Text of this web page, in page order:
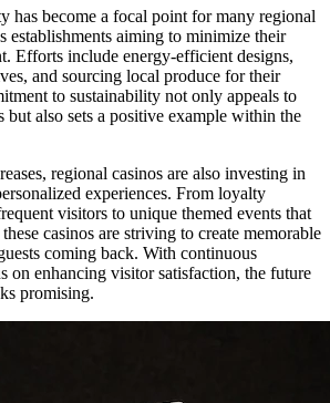
has become a focal point for many regional
establishments aiming to minimize their
Efforts include energy-efficient designs,
and sourcing local produce for their
to sustainability not only appeals to
but also sets a positive example within the
regional casinos are also investing in
experiences. From loyalty
visitors to unique themed events that
casinos are striving to create memorable
coming back. With continuous
on enhancing visitor satisfaction, the future
promising.